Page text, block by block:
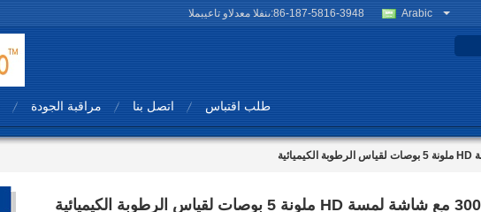
المبيعات والدعم الفنى:86-187-5816-3948 Arabic
مراقبة الجودة اتصل بنا طلب اقتباس